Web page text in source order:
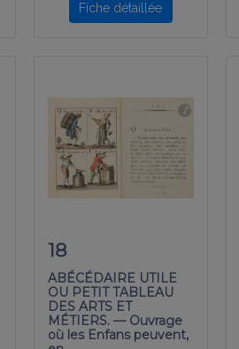
Fiche détaillée
18
ABÉCÉDAIRE UTILE
OU PETIT TABLEAU
DES ARTS ET
MÉTIERS. — Ouvrage
où les Enfans peuvent,